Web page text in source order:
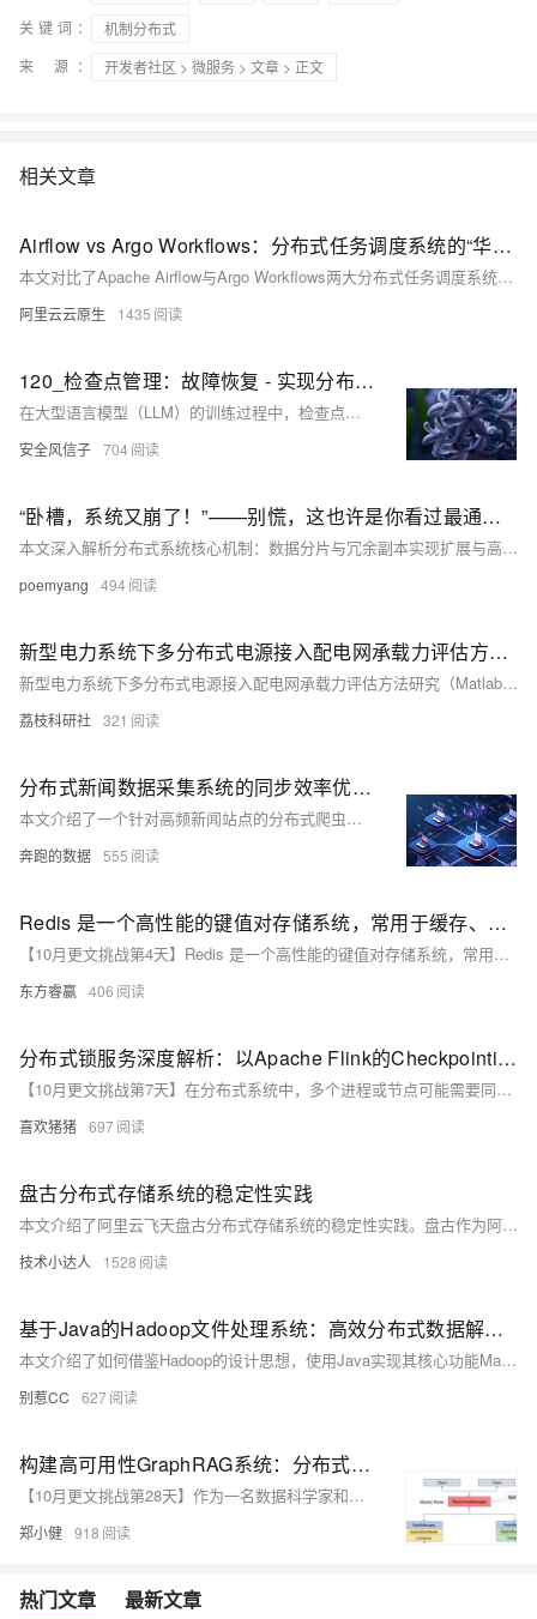
关键词：
机制分布式
来 源：
开发者社区 > 微服务 > 文章 > 正文
相关文章
Airflow vs Argo Workflows：分布式任务调度系统的“华山论剑”
本文对比了Apache Airflow与Argo Workflows两大分布式任务调度系统。两者均支持复杂的DAG任务编排、社区支持及任务调度功能，且具备优秀的用户界面。Airflow以Python为核心语言，适合数据科学家使用，拥有丰富的Operator库和云服务集成能力；而Argo Workflows基于Kubernetes设计，支持YAML和Python双语定义工作流，具备轻量化、高性能并发调度的优势，并通过Kubernetes的RBAC机制实现多用户隔离。在大数据和AI场景中，Airflow擅长结合云厂商服务，Argo则更适配Kubernetes生态下的深度集成。
阿里云云原生 1435
120_检查点管理：故障恢复 - 实现分布式保存机制
在大型语言模型（LLM）的训练过程中，检查点管理是确保训练稳定性和可靠性的关键环节。2025年，随着模型规模的不断扩大，从百亿参数到千亿参数，训练时间通常长达数周甚至数月，硬件故障、软件错误或网络中断等问题随时可能发生。有效的检查点管理机制不仅能够在故障发生时快速恢复训练，还能优化存储使用、提高训练效率，并支持实验管理和模型版本控制。
安全风信子 704
“卧槽，系统又崩了！”——别慌，这也许是你看过最通俗易懂的分布式入门
本文深入解析分布式系统核心机制：数据分片与冗余副本实现扩展与高可用，租约、多数派及Gossip协议保障一致性与容错。探讨节点故障、网络延迟等挑战，揭示CFT/BFT容错原理，剖析规模与性能关系，为构建可靠分布式系统提供理论支撑。
poemyang 494
新型电力系统下多分布式电源接入配电网承载力评估方法研究（Matlab代码实现）
新型电力系统下多分布式电源接入配电网承载力评估方法研究（Matlab代码实现）
荔枝科研社 321
分布式新闻数据采集系统的同步效率优化实战
本文介绍了一个针对高频新闻站点的分布式爬虫系统优化方案。通过引入异步任务机制、本地缓存池、Redis pipeline 批量写入及身份池策略，系统采集效率提升近两倍，数据同步延迟显著降低，实现了分钟级热点追踪能力，为实时舆情监控与分析提供了高效、稳定的数据支持。
奔跑的数据 555
Redis 是一个高性能的键值对存储系统，常用于缓存、消息队列和会话管理等场景。
【10月更文挑战第4天】Redis 是一个高性能的键值对存储系统，常用于缓存、消息队列和会话管理等场景。随着数据增长，有时需要将 Redis 数据导出以进行分析、备份或迁移。本文详细介绍几种导出方法：1）使用 Redis 命令与重定向；2）利用 Redis 的 RDB 和 AOF 持久化功能；3）借助第三方工具如 `redis-dump`。每种方法均附有示例代码，帮助你轻松完成数据导出任务。无论数据量大小，总有一款适合你。
东方睿赢 406
分布式锁服务深度解析：以Apache Flink的Checkpointing机制为例
【10月更文挑战第7天】在分布式系统中，多个进程或节点可能需要同时访问和操作共享资源。为了确保数据的一致性和系统的稳定性，我们需要一种机制来协调这些进程或节点的访问，避免并发冲突和竞态条件。分布式锁服务正是为此而生的一种解决方案。它通过在网络环境中实现锁机制，确保同一时间只有一个进程或节点能够访问和操作共享资源。
喜欢猪猪 697
盘古分布式存储系统的稳定性实践
本文介绍了阿里云飞天盘古分布式存储系统的稳定性实践。盘古作为阿里云的核心组件，支撑了阿里巴巴集团的众多业务，确保数据高可靠性、系统高可用性和安全生产运维是其关键目标。文章详细探讨了数据不丢不错、系统高可用性的实现方法，以及通过故障演练、自动化发布和健康检查等手段保障生产安全。总结指出，稳定性是一项系统工程，需要持续迭代演进，盘古经过十年以上的线上锤炼，积累了丰富的实践经验。
技术小达人 1528
基于Java的Hadoop文件处理系统：高效分布式数据解析与存储
本文介绍了如何借鉴Hadoop的设计思想，使用Java实现其核心功能MapReduce，解决海量数据处理问题。通过类比图书馆管理系统，详细解释了Hadoop的两大组件：HDFS（分布式文件系统）和MapReduce（分布式计算模型）。具体实现了单词统计任务，并扩展支持CSV和JSON格式的数据解析。为了提升性能，引入了Combiner减少中间数据传输，以及自定义Partitioner解决数据倾斜问题。最后总结了Hadoop在大数据处理中的重要性，鼓励Java开发者学习Hadoop以拓展技术边界。
别惹CC 627
构建高可用性GraphRAG系统：分布式部署与容错机制
【10月更文挑战第28天】作为一名数据科学家和系统架构师，我在构建和维护大规模分布式系统方面有着丰富的经验。最近，我负责了一个基于GraphRAG（Graph Retrieval-Augmented Generation）模型的项目，该模型用于构建一个高可用性的问答系统。在这个过程中，我深刻体会到分布式部署和容错机制的重要性。本文将详细介绍如何在生产环境中构建一个高可用性的GraphRAG系统，包括分布式部署方案、负载均衡、故障检测与恢复机制等方面的内容。
郑小健 918
热门文章 最新文章